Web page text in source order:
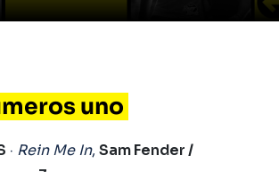
uno
· Rein Me In, Sam Fender /